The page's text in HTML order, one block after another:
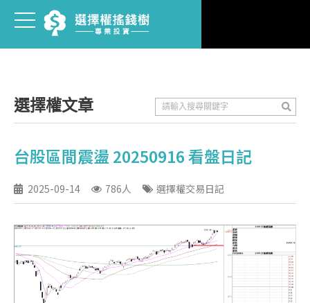
選擇權文章
台股區間震盪 20250916 看盤日記
2025-09-14 786人 選擇權交易日記